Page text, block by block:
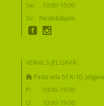
Se:
10:00-15:00
Sv:
Nestrādājam
VEIKALS JELGAVĀ:
Pasta iela 51 K-10, Jelgava
P:
10:00-19:00
O:
10:00-19:00